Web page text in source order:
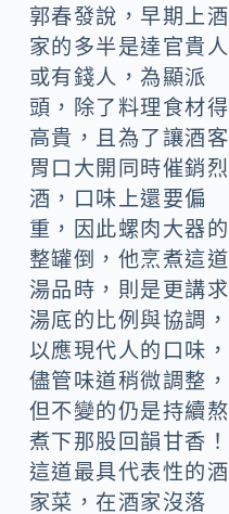
郭春發說，早期上酒
家的多半是達官貴人
或有錢人，為顯派
頭，除了料理食材得
高貴，且為了讓酒客
胃口大開同時催銷烈
酒，口味上還要偏
重，因此螺肉大器的
整罐倒，他烹煮這道
湯品時，則是更講求
湯底的比例與協調，
以應現代人的口味，
儘管味道稍微調整，
但不變的仍是持續熬
煮下那股回韻甘香！
這道最具代表性的酒
家菜，在酒家沒落